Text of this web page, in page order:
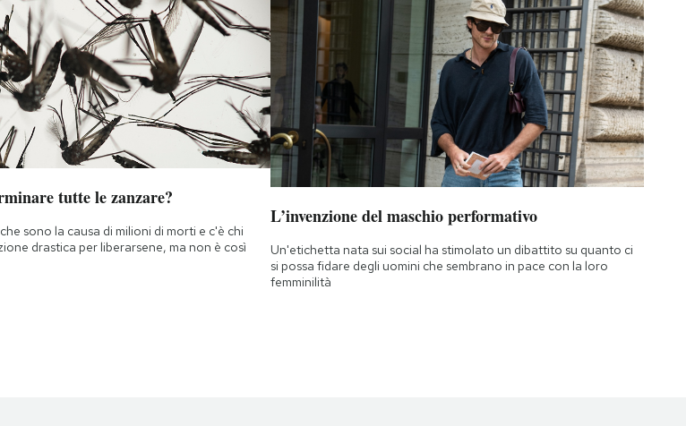
tutte le zanzare?
sono la causa di milioni di morti e c'è chi
drastica per liberarsene, ma non è così
L’invenzione del maschio performativo
Un'etichetta nata sui social ha stimolato un dibattito su quanto ci
si possa fidare degli uomini che sembrano in pace con la loro
femminilità